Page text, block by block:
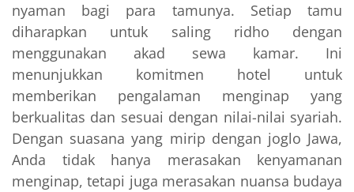
nyaman bagi para tamunya. Setiap tamu
diharapkan untuk saling ridho dengan
menggunakan akad sewa kamar. Ini
menunjukkan komitmen hotel untuk
memberikan pengalaman menginap yang
berkualitas dan sesuai dengan nilai-nilai syariah.
Dengan suasana yang mirip dengan joglo Jawa,
Anda tidak hanya merasakan kenyamanan
menginap, tetapi juga merasakan nuansa budaya